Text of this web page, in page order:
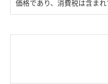
価格であり、消費税は含まれ